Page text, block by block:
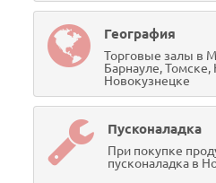
География
Торговые залы в
Барнауле,
Новокузнецке
Пусконаладка
При покупке
пусконаладка в